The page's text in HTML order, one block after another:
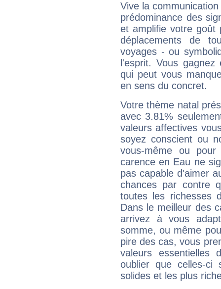
Vive la
prédominance des
et amplifie votre goût
déplacements de
voyages - ou
l'esprit. Vous
qui peut vous
en sens du concret.
Votre thème natal
avec 3.81%
valeurs affectives
soyez conscient ou
vous-même ou
carence en Eau ne
pas capable d'aimer
chances par contre
toutes les richesses
Dans le meilleur des
arrivez à vous
somme, ou même
pire des cas, vous
valeurs
oublier que celles-
solides et les plus